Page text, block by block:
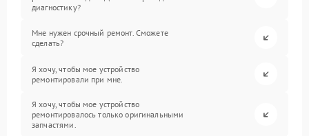
диагностику?
Мне нужен срочный ремонт. Сможете
сделать?
Я хочу, чтобы мое устройство
ремонтировали при мне.
Я хочу, чтобы мое устройство
ремонтировалось только оригинальными
запчастями.